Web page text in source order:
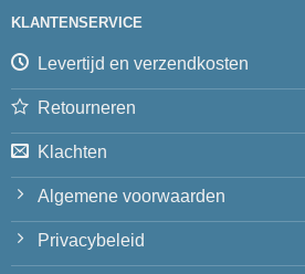
KLANTENSERVICE
Levertijd en verzendkosten
Retourneren
Klachten
Algemene voorwaarden
Privacybeleid